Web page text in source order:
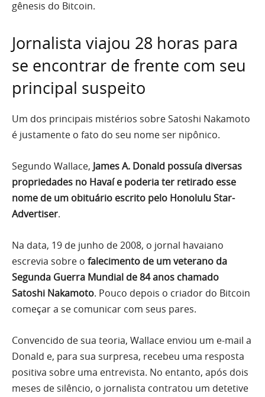
gênesis do Bitcoin.
Jornalista viajou 28 horas para
se encontrar de frente com seu
principal suspeito
Um dos principais mistérios sobre Satoshi Nakamoto
é justamente o fato do seu nome ser nipônico.
Segundo Wallace, James A. Donald possuía diversas
propriedades no Havaí e poderia ter retirado esse
nome de um obituário escrito pelo Honolulu Star-
Advertiser.
Na data, 19 de junho de 2008, o jornal havaiano
escrevia sobre o falecimento de um veterano da
Segunda Guerra Mundial de 84 anos chamado
Satoshi Nakamoto. Pouco depois o criador do Bitcoin
começar a se comunicar com seus pares.
Convencido de sua teoria, Wallace enviou um e-mail a
Donald e, para sua surpresa, recebeu uma resposta
positiva sobre uma entrevista. No entanto, após dois
meses de silêncio, o jornalista contratou um detetive